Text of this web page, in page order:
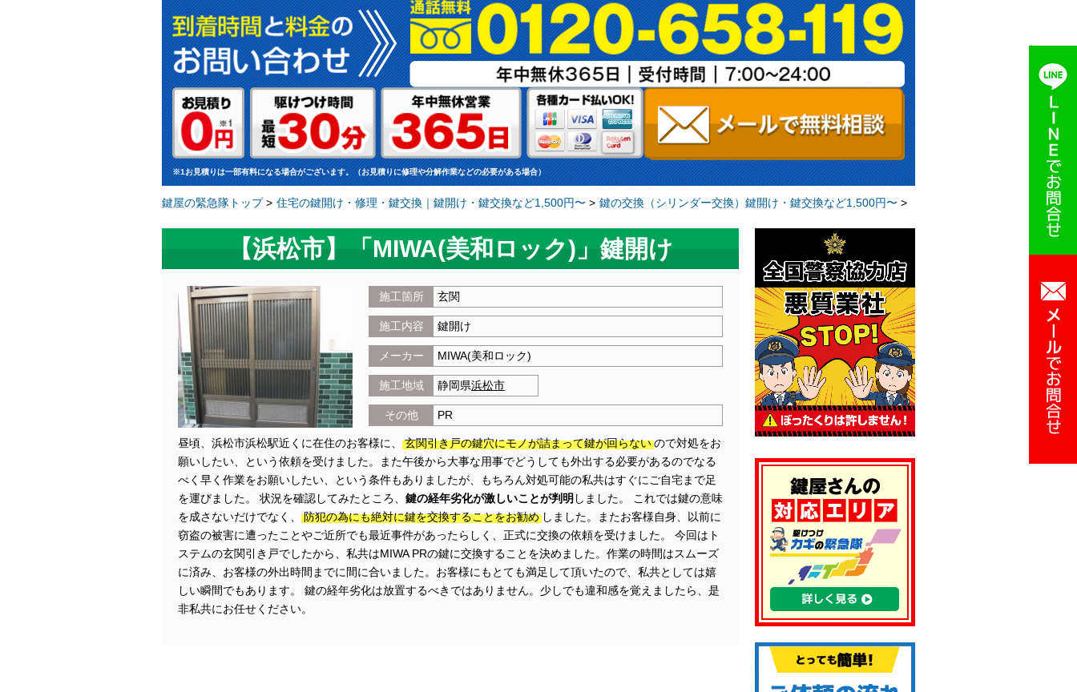
※1お見積りは一部有料になる場合がございます。（お見積りに修理や分解作業などの必要がある場合）
鍵屋の緊急隊トップ> 住宅の鍵開け・修理・鍵交換｜鍵開け・鍵交換など1,500円〜 > 鍵の交換（シリンダー交換）鍵開け・鍵交換など1,500円〜 > 【浜松市】「MIWA(美和ロック)
【浜松市】「MIWA(美和ロック)」鍵開け
施工箇所 玄関
施工内容 鍵開け
メーカー MIWA(美和ロック)
施工地域 静岡県浜松市
その他 PR
昼頃、浜松市浜松駅近くに在住のお客様に、 玄関引き戸の鍵穴にモノが詰まって鍵が回らないので対処をお
願いしたい、という依頼を受けました。また午後から大事な用事でどうしても外出する必要があるのでなる
べく早く作業をお願いしたい、という条件もありましたが、もちろん対処可能の私共はすぐにご自宅まで足
を運びました。 状況を確認してみたところ、 鍵の経年劣化が激しいことが判明 しました。 これでは鍵の意味
を成さないだけでなく、
防犯の為にも絶対に鍵を交換することをお勧め しました。またお客様自身、以前に
窃盗の被害に遭ったことやご近所でも最近事件があったらしく、正式に交換の依頼を受けました。 今回はト
ステムの玄関引き戸でしたから、私共はMIWA PRの鍵に交換することを決めました。作業の時間はスムーズ
に済み、お客様の外出時間までに間に合いました。お客様にもとても満足して頂いたので、私共としては嬉
しい瞬間でもあります。 鍵の経年劣化は放置するべきではありません。少しでも違和感を覚えましたら、是
非私共にお任せください。